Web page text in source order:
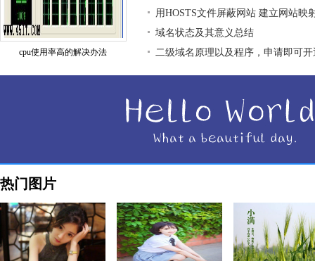
cpu使用率高的解决办法
用HOSTS文件屏蔽网站 建立网站映
域名状态及其意义总结
二级域名原理以及程序，申请即可开
热门图片